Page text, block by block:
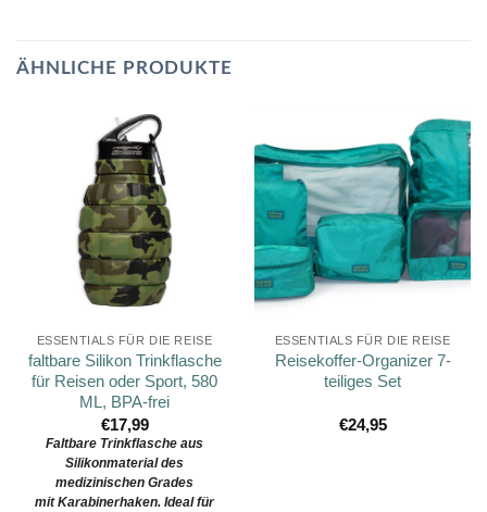
ÄHNLICHE PRODUKTE
ESSENTIALS FÜR DIE REISE
faltbare Silikon Trinkflasche
für Reisen oder Sport, 580
ML, BPA-frei
€17,99
Faltbare Trinkflasche aus
Silikonmaterial des
medizinischen Grades
mit Karabinerhaken. Ideal für
ESSENTIALS FÜR DIE REISE
Reisekoffer-Organizer 7-
teiliges Set
€24,95